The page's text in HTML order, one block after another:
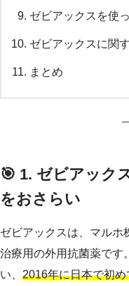
ゼビアックスを使
ゼビアックスに関
まとめ
🎯 1. ゼビアック
をおさらい
ゼビアックスは、マルホ
治療用の外用抗菌薬です
い、 2016年に日本で初